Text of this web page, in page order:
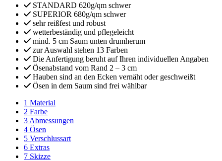
STANDARD 620g/qm schwer
SUPERIOR 680g/qm schwer
sehr reißfest und robust
wetterbeständig und pflegeleicht
mind. 5 cm Saum unten drumherum
zur Auswahl stehen 13 Farben
Die Anfertigung beruht auf Ihren individuellen Angaben
Ösenabstand vom Rand 2 – 3 cm
Hauben sind an den Ecken vernäht oder geschweißt
Ösen in dem Saum sind frei wählbar
1 Material
2 Farbe
3 Abmessungen
4 Ösen
5 Verschlussart
6 Extras
7 Skizze